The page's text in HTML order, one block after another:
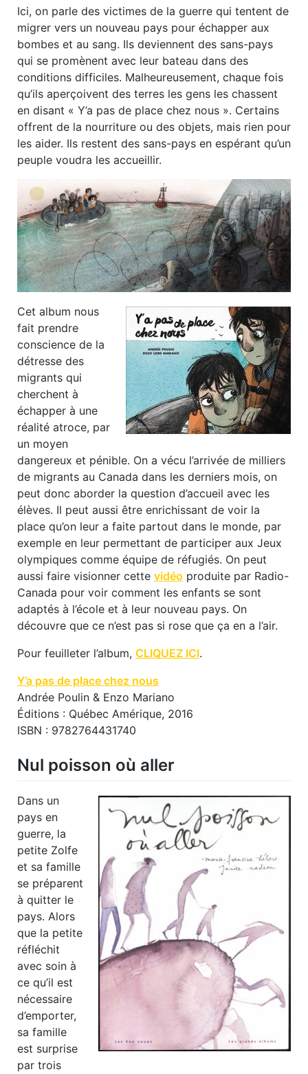
Ici, on parle des victimes de la guerre qui tentent de
migrer vers un nouveau pays pour échapper aux
bombes et au sang. Ils deviennent des sans-pays
qui se promènent avec leur bateau dans des
conditions difficiles. Malheureusement, chaque fois
qu’ils aperçoivent des terres les gens les chassent
en disant « Y’a pas de place chez nous ». Certains
offrent de la nourriture ou des objets, mais rien pour
les aider. Ils restent des sans-pays en espérant qu’un
peuple voudra les accueillir.
Cet album nous
fait prendre
conscience de la
détresse des
migrants qui
cherchent à
échapper à une
réalité atroce, par
un moyen
dangereux et pénible. On a vécu l’arrivée de milliers
de migrants au Canada dans les derniers mois, on
peut donc aborder la question d’accueil avec les
élèves. Il peut aussi être enrichissant de voir la
place qu’on leur a faite partout dans le monde, par
exemple en leur permettant de participer aux Jeux
olympiques comme équipe de réfugiés. On peut
aussi faire visionner cette vidéo produite par Radio-
Canada pour voir comment les enfants se sont
adaptés à l’école et à leur nouveau pays. On
découvre que ce n’est pas si rose que ça en a l’air.
Pour feuilleter l’album, CLIQUEZ ICI.
Y’a pas de place chez nous
Andrée Poulin & Enzo Mariano
Éditions : Québec Amérique, 2016
ISBN : 9782764431740
Nul poisson où aller
Dans un
pays en
guerre, la
petite Zolfe
et sa famille
se préparent
à quitter le
pays. Alors
que la petite
réfléchit
avec soin à
ce qu’il est
nécessaire
d’emporter,
sa famille
est surprise
par trois